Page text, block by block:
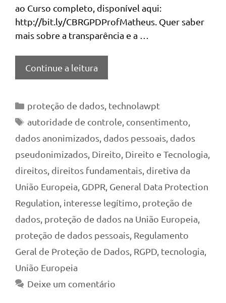
ao Curso completo, disponível aqui:
http://bit.ly/CBRGPDProfMatheus. Quer saber
mais sobre a transparência e a …
Continue a leitura
Categorias
proteção de dados, technolawpt
Tags
autoridade de controle consentimento
dados anonimizados dados pessoais dados
pseudonimizados Direito Direito e Tecnologia
direitos direitos fundamentais diretiva da
União Europeia GDPR General Data Protection
Regulation interesse legítimo proteção de
dados proteção de dados na União Europeia
proteção de dados pessoais Regulamento
Geral de Proteção de Dados RGPD tecnologia
União Europeia
Deixe um comentário